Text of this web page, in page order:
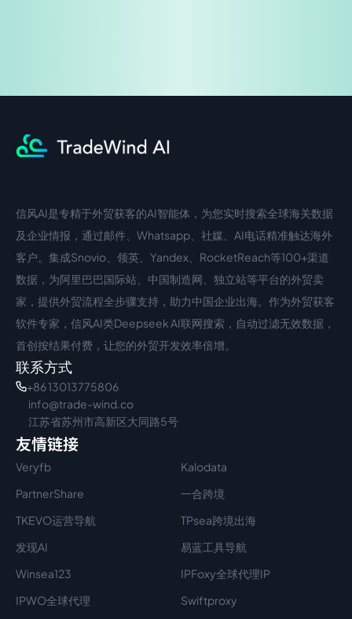
中文入口
信风AI是专精于外贸获客的AI智能体，为您实时搜索全球海关数据
及企业情报，通过邮件、Whatsapp、社媒、AI电话精准触达海外
客户。集成Snovio、领英、Yandex、RocketReach等100+渠道
数据，为阿里巴巴国际站、中国制造网、独立站等平台的外贸卖
家，提供外贸流程全步骤支持，助力中国企业出海。作为外贸获客
软件专家，信风AI类Deepseek AI联网搜索，自动过滤无效数据，
首创按结果付费，让您的外贸开发效率倍增。
联系方式
+86 13013775806
info@trade-wind.co
江苏省苏州市高新区大同路5号
友情链接
Veryfb
Kalodata
PartnerShare
一合跨境
TKEVO运营导航
TPsea跨境出海
发现AI
易蓝工具导航
Winsea123
IPFoxy全球代理IP
IPWO全球代理
Swiftproxy